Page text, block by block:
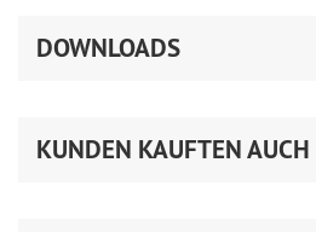
DOWNLOADS
KUNDEN KAUFTEN AUCH